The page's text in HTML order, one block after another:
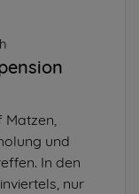
Matzen,
und
In den
nur